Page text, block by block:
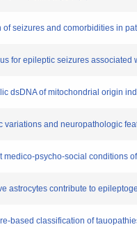
of seizures and comorbidities in
for epileptic seizures associated
dsDNA of mitochondrial origin
variations and neuropathologic
medico-psycho-social conditions
astrocytes contribute to
based classification of